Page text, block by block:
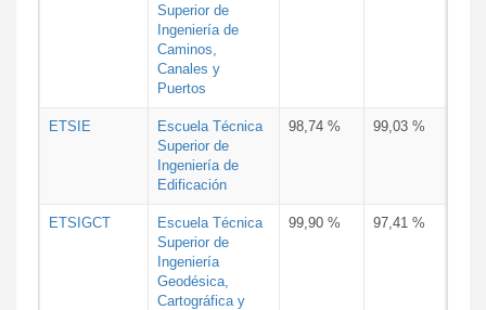
Superior de
Ingeniería de
Caminos,
Canales y
Puertos
ETSIE
Escuela Técnica
Superior de
Ingeniería de
Edificación
98,74 % 99,03 %
ETSIGCT
Escuela Técnica
Superior de
Ingeniería
Geodésica,
Cartográfica y
99,90 % 97,41 %